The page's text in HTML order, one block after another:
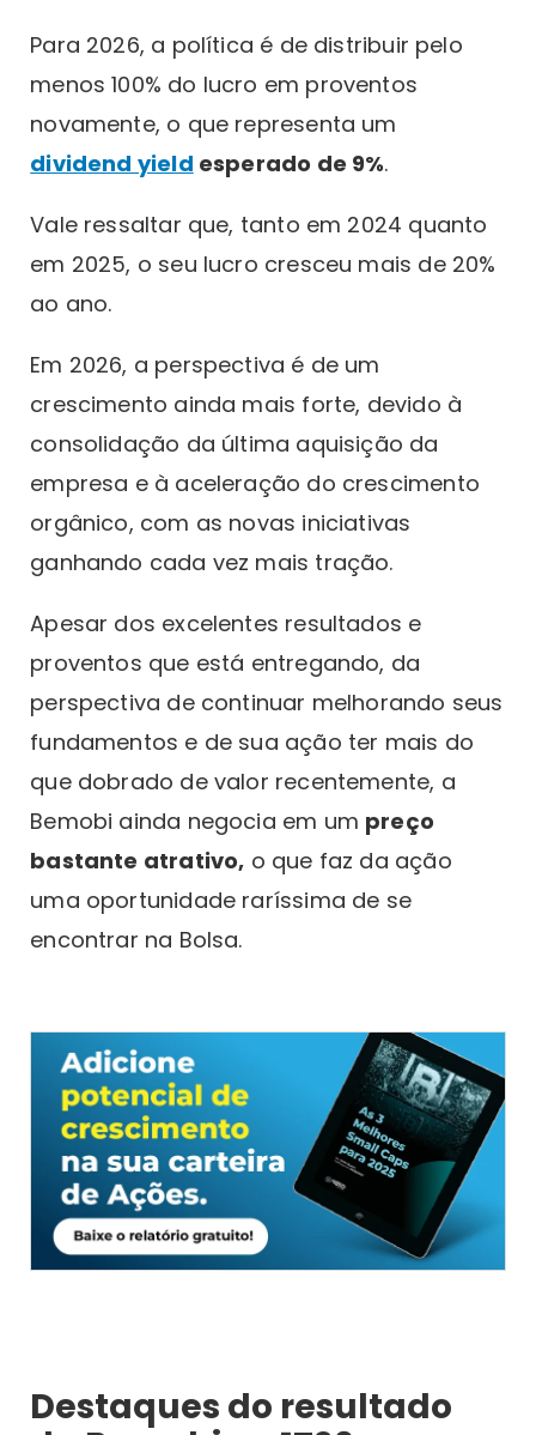
Para 2026, a política é de distribuir pelo
menos 100% do lucro em proventos
novamente, o que representa um
dividend yield esperado de 9%.
Vale ressaltar que, tanto em 2024 quanto
em 2025, o seu lucro cresceu mais de 20%
ao ano.
Em 2026, a perspectiva é de um
crescimento ainda mais forte, devido à
consolidação da última aquisição da
empresa e à aceleração do crescimento
orgânico, com as novas iniciativas
ganhando cada vez mais tração.
Apesar dos excelentes resultados e
proventos que está entregando, da
perspectiva de continuar melhorando seus
fundamentos e de sua ação ter mais do
que dobrado de valor recentemente, a
Bemobi ainda negocia em um preço
bastante atrativo, o que faz da ação
uma oportunidade raríssima de se
encontrar na Bolsa.
Destaques do resultado